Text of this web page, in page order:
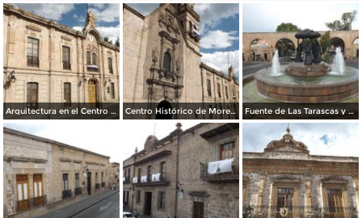
Arquitectura en el Centro Histórico. Marzo/2016 Centro Histórico de Morelia. Marzo/2016 Fuente de Las Tarascas y el acueducto de Morelia. Marzo/2016